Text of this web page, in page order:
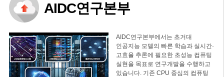
AIDC연구본부
AIDC연구본부에서는 초거대
인공지능 모델의 빠른 학습과 실시간·
고효율 추론에 필요한 초성능 컴퓨팅
실현을 목표로 연구개발을 수행하고
있습니다. 기존 CPU 중심의 컴퓨팅